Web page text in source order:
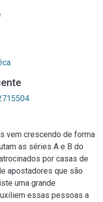
vem crescendo de forma
as séries A e B do
por casas de
apostadores que são
uma grande
essas pessoas a